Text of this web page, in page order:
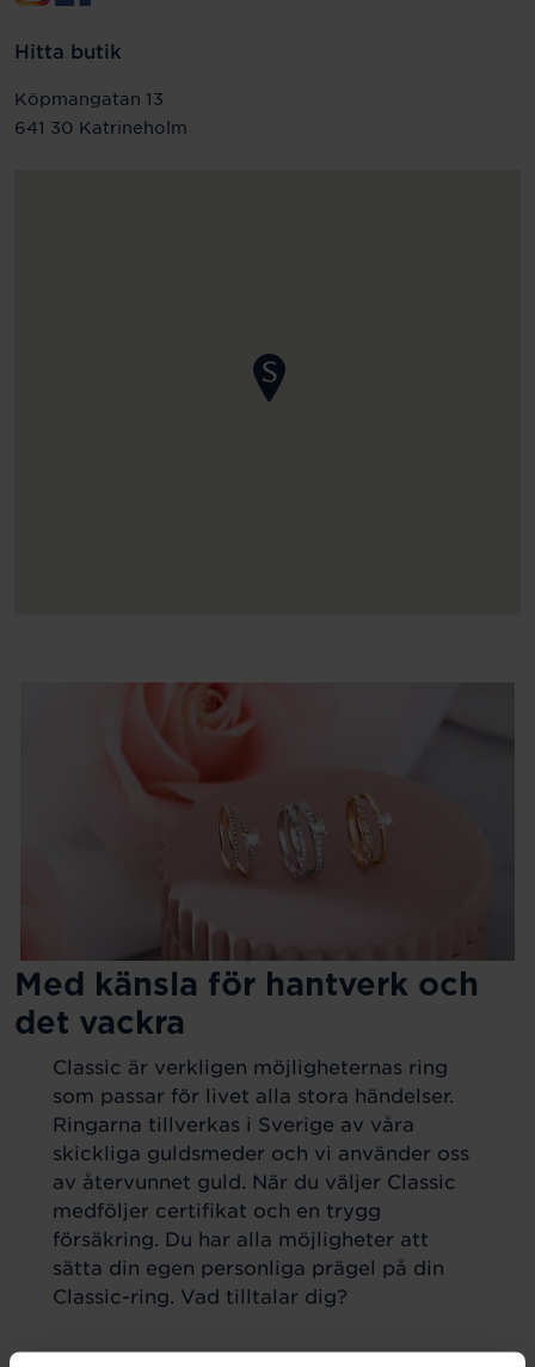
Hitta butik
Köpmangatan 13
641 30 Katrineholm
Med känsla för hantverk och
det vackra
Classic är verkligen möjligheternas ring
som passar för livet alla stora händelser.
Ringarna tillverkas i Sverige av våra
skickliga guldsmeder och vi använder oss
av återvunnet guld. När du väljer Classic
medföljer certifikat och en trygg
försäkring. Du har alla möjligheter att
sätta din egen personliga prägel på din
Classic-ring. Vad tilltalar dig?